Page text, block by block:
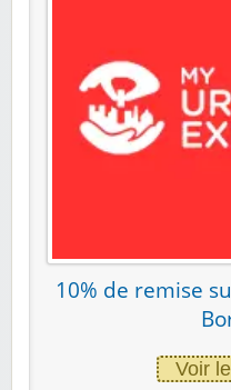
10% de remise
Voir